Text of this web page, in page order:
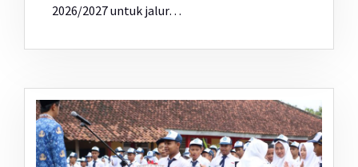
2026/2027 untuk jalur…